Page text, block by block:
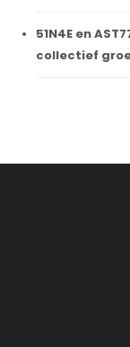
51N4E en
collectief